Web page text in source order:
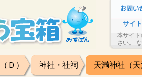
サイ
本サイト
さい。
Ｄ） 神社・社祠 天満神社（天